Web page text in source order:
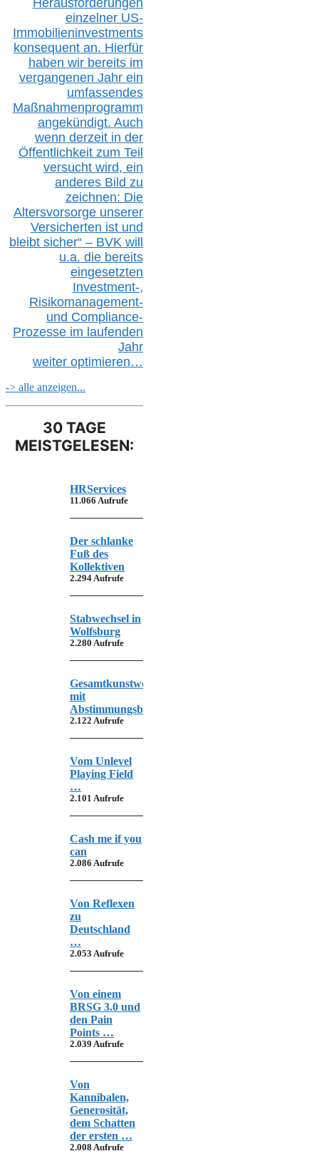
einzelner US-
Immobilieninvestments
konsequent an. Hierfür
haben wir bereits im
vergangenen Jahr ein
umfassendes
Maßnahmenprogramm
angekündigt. Auch
wenn derzeit in der
Öffentlichkeit zum Teil
versucht wird, ein
anderes Bild zu
zeichnen: Die
Altersvorsorge unserer
Versicherten ist und
bleibt sicher“ – BVK will
u.a. die bereits
eingesetzten
Investment-,
Risikomanagement-
und Compliance-
Prozesse im laufenden
Jahr
weiter optimieren…
-> alle anzeigen...
30 TAGE
MEISTGELESEN:
HRServices
11.066 Aufrufe
Der schlanke
Fuß des
Kollektiven
2.294 Aufrufe
Stabwechsel in
Wolfsburg
2.280 Aufrufe
Gesamtkunstwerk
mit
Abstimmungsbedarf
2.122 Aufrufe
Vom Unlevel
Playing Field
…
2.101 Aufrufe
Cash me if you
can
2.086 Aufrufe
Von Reflexen
zu
Deutschland
…
2.053 Aufrufe
Von einem
BRSG 3.0 und
den Pain
Points …
2.039 Aufrufe
Von
Kannibalen,
Generosität,
dem Schatten
der ersten …
2.008 Aufrufe